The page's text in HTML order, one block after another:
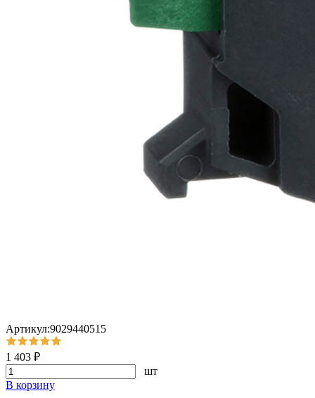
Артикул:9029440515
1 403 ₽
шт
В корзину